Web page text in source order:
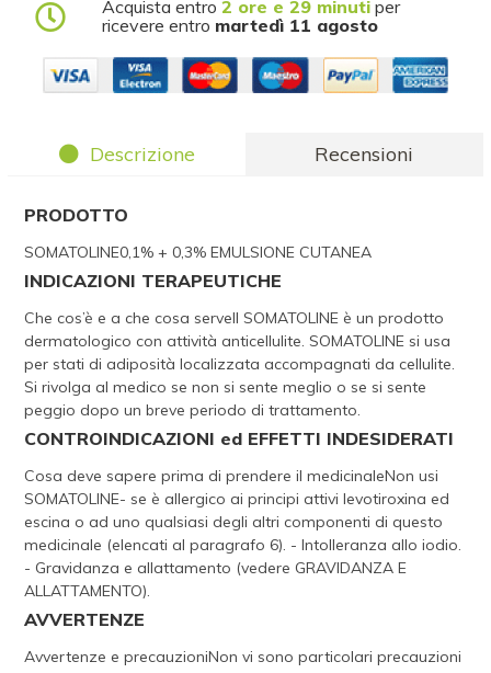
Acquista entro2 ore e 29 minuti per
ricevere entro martedì 11 agosto
Descrizione Recensioni
PRODOTTO
SOMATOLINE0,1% + 0,3% EMULSIONE CUTANEA
INDICAZIONI TERAPEUTICHE
Che cos’è e a che cosa serveIl SOMATOLINE è un prodotto
dermatologico con attività anticellulite. SOMATOLINE si usa
per stati di adiposità localizzata accompagnati da cellulite.
Si rivolga al medico se non si sente meglio o se si sente
peggio dopo un breve periodo di trattamento.
CONTROINDICAZIONI ed EFFETTI INDESIDERATI
Cosa deve sapere prima di prendere il medicinaleNon usi
SOMATOLINE- se è allergico ai principi attivi levotiroxina ed
escina o ad uno qualsiasi degli altri componenti di questo
medicinale (elencati al paragrafo 6). - Intolleranza allo iodio.
- Gravidanza e allattamento (vedere GRAVIDANZA E
ALLATTAMENTO).
AVVERTENZE
Avvertenze e precauzioniNon vi sono particolari precauzioni